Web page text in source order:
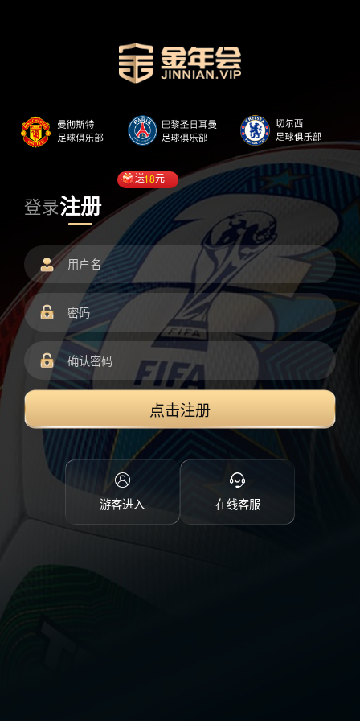
登录注册
送18元
点击注册
游客进入 在线客服